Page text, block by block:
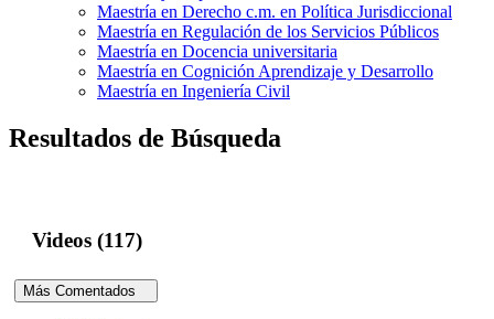
Maestría en Derecho c.m. en Política Jurisdiccional
Maestría en Regulación de los Servicios Públicos
Maestría en Docencia universitaria
Maestría en Cognición Aprendizaje y Desarrollo
Maestría en Ingeniería Civil
Resultados de Búsqueda
Videos (117)
Más Comentados